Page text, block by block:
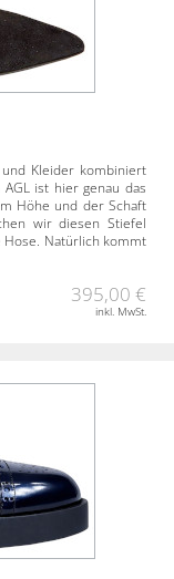
Kleider kombiniert
ist hier genau das
Höhe und der Schaft
wir diesen Stiefel
Natürlich kommt
395,00 €
inkl. MwSt.